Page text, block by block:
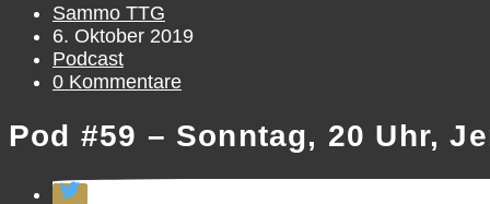
Beitrags-
Autor:
Sammo TTG
Beitrag
veröffentlicht:
6. Oktober 2019
Beitrags-
Kategorie:
Podcast
Beitrags-
0 Kommentare
Pod #59 – Sonntag, 20 Uhr,